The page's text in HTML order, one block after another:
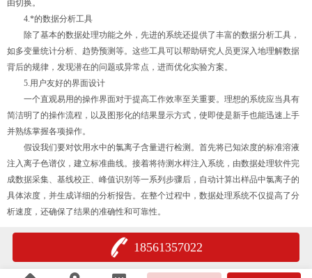
由切换。
4.*的数据分析工具
除了基本的数据处理功能之外，先进的系统还提供了丰富的数据分析工具，
如多变量统计分析、趋势预测等。这些工具可以帮助研究人员更深入地理解数据
背后的规律，发现潜在的问题或异常点，进而优化实验方案。
5.用户友好的界面设计
一个直观易用的操作界面对于提高工作效率至关重要。理想的系统应当具有
简洁明了的操作流程，以及图形化的结果显示方式，使即使是新手也能迅速上手
并熟练掌握各项操作。
假设我们要对饮用水中的氯离子含量进行检测。首先将已知浓度的标准溶液
注入离子色谱仪，建立标准曲线。接着将待测水样注入系统，由数据处理软件完
成数据采集、基线校正、峰值识别等一系列步骤后，自动计算出样品中氯离子的
具体浓度，并生成详细的分析报告。在整个过程中，数据处理系统不仅提高了分
析速度，还确保了结果的准确性和可靠性。
18561357022